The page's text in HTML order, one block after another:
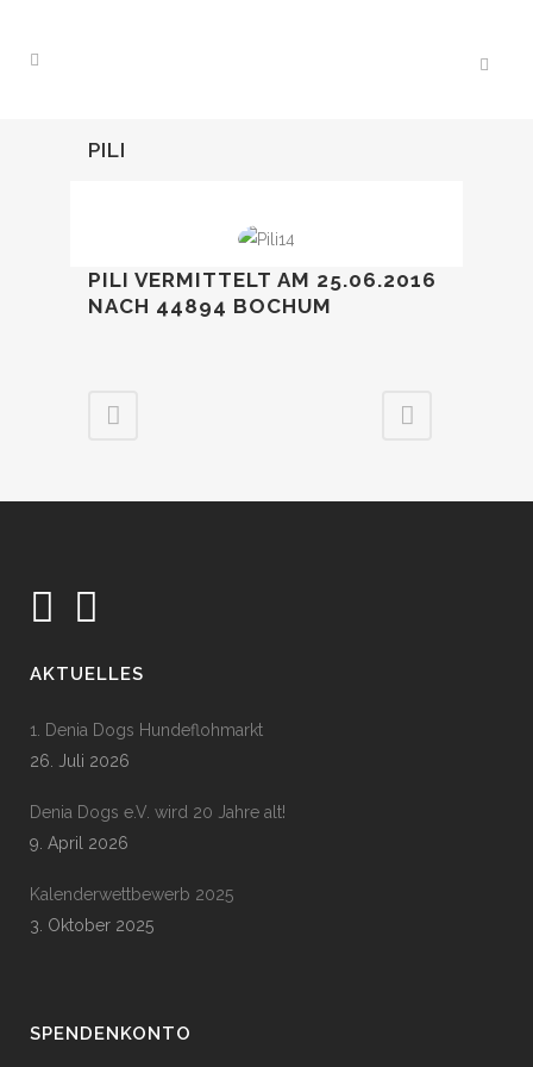
PILI
PILI VERMITTELT AM 25.06.2016
NACH 44894 BOCHUM
AKTUELLES
1. Denia Dogs Hundeflohmarkt
26. Juli 2026
Denia Dogs e.V. wird 20 Jahre alt!
9. April 2026
Kalenderwettbewerb 2025
3. Oktober 2025
SPENDENKONTO